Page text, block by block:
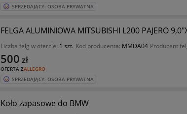
SPRZEDAJĄCY: OSOBA PRYWATNA
FELGA ALUMINIOWA MITSUBISHI L200 PAJERO
Liczba felg w ofercie: 1 szt. Kod producenta: MMDA04 Producent
OFERTA ZALLEGRO
500 zł
SPRZEDAJĄCY: OSOBA PRYWATNA
Koło zapasowe do BMW